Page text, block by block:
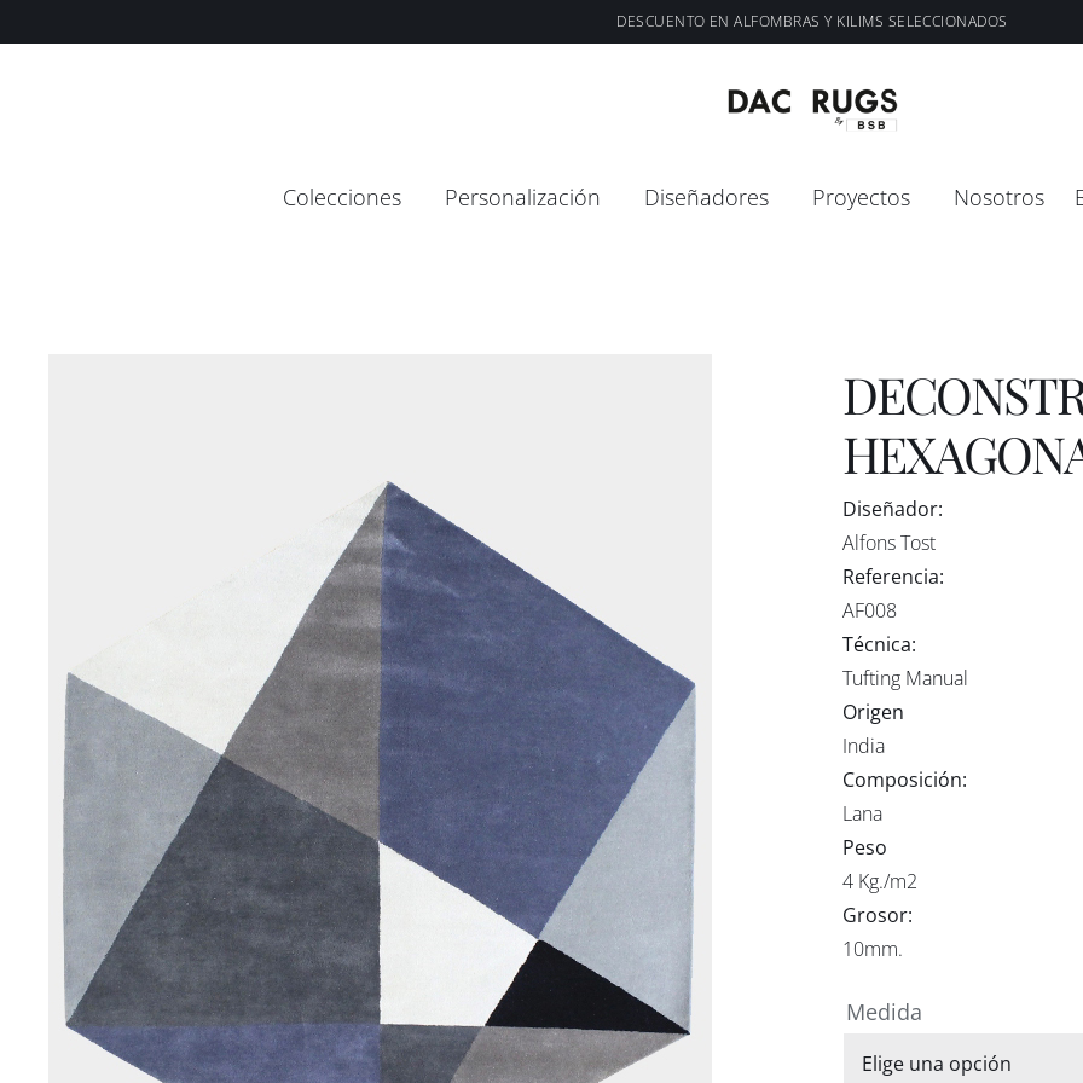
DESCUENTO EN ALFOMBRAS Y KILIMS SELECCIONADOS
Colecciones Personalización Diseñadores Proyectos Nosotros
Diseñador:
Alfons Tost
Referencia:
AF008
Técnica:
Tufting Manual
Origen
India
Composición:
Lana
Peso
4 Kg./m2
Grosor:
10mm.
Medida